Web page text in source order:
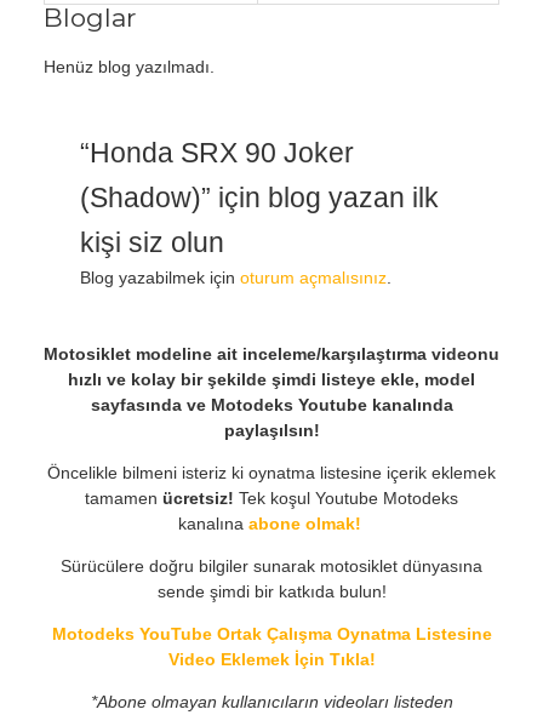
Bloglar
Henüz blog yazılmadı.
“Honda SRX 90 Joker
(Shadow)” için blog yazan ilk
kişi siz olun
Blog yazabilmek için oturum açmalısınız.
Motosiklet modeline ait inceleme/karşılaştırma videonu
hızlı ve kolay bir şekilde şimdi listeye ekle, model
sayfasında ve Motodeks Youtube kanalında
paylaşılsın!
Öncelikle bilmeni isteriz ki oynatma listesine içerik eklemek
tamamen ücretsiz! Tek koşul Youtube Motodeks
kanalına abone olmak!
Sürücülere doğru bilgiler sunarak motosiklet dünyasına
sende şimdi bir katkıda bulun!
Motodeks YouTube Ortak Çalışma Oynatma Listesine
Video Eklemek İçin Tıkla!
*Abone olmayan kullanıcıların videoları listeden